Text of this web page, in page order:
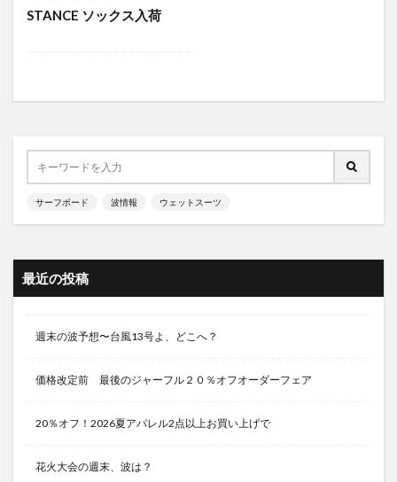
STANCE ソックス入荷
サーフボード 波情報 ウェットスーツ
最近の投稿
週末の波予想〜台風13号よ、どこへ？
価格改定前 最後のジャーフル２０％オフオーダーフェア
20％オフ！2026夏アパレル2点以上お買い上げで
花火大会の週末、波は？